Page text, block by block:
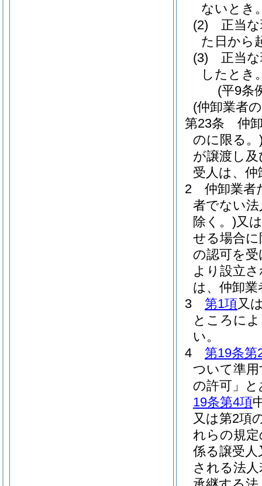
ないとき
(2)
正当
た日から
(3)
正当
したとき
(平9条
(仲卸業者
第23条
仲
のに限る。
が譲渡し
受人は、
2
仲卸業者
者でない
除く。)又
せる場合
の認可を
より設立
は、仲卸
3
第1項又
ところに
い。
4
第19条第
ついて準
の許可」
19条第4項
又は第2項
れらの規
係る譲受
される法